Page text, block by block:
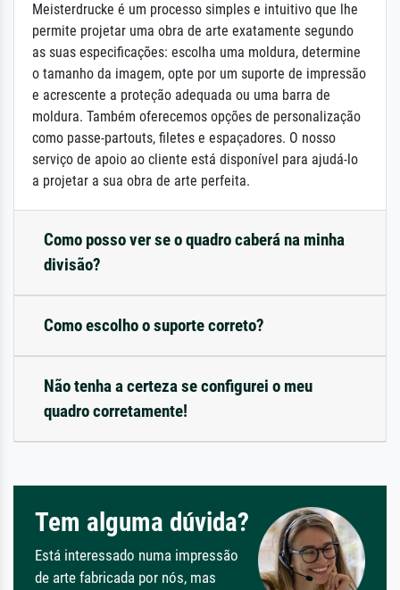
Meisterdrucke é um processo simples e intuitivo que lhe
permite projetar uma obra de arte exatamente segundo
as suas especificações: escolha uma moldura, determine
o tamanho da imagem, opte por um suporte de impressão
e acrescente a proteção adequada ou uma barra de
moldura. Também oferecemos opções de personalização
como passe-partouts, filetes e espaçadores. O nosso
serviço de apoio ao cliente está disponível para ajudá-lo
a projetar a sua obra de arte perfeita.
Como posso ver se o quadro caberá na minha
divisão?
Como escolho o suporte correto?
Não tenha a certeza se configurei o meu
quadro corretamente!
Tem alguma dúvida?
Está interessado numa impressão
de arte fabricada por nós, mas